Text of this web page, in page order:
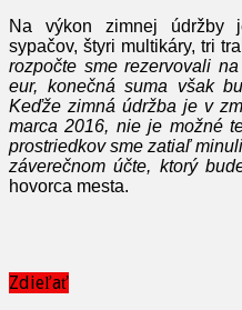
Na výkon zimnej údržby
sypačov, štyri multikáry, tri
rozpočte sme rezervovali
eur, konečná suma však
Keďže zimná údržba je v
marca 2016, nie je možné
prostriedkov sme zatiaľ
záverečnom účte, ktorý
hovorca mesta.
Zdieľať